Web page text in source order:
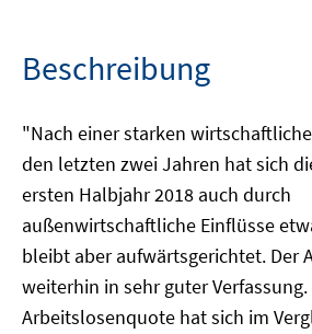
Beschreibung
"Nach einer starken
den letzten zwei Jahren hat sich
ersten Halbjahr 2018 auch durch
außenwirtschaftliche Einflüsse
bleibt aber aufwärtsgerichtet. Der
weiterhin in sehr guter Verfassung.
Arbeitslosenquote hat sich im